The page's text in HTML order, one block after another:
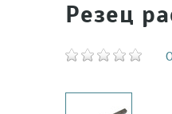
Резец